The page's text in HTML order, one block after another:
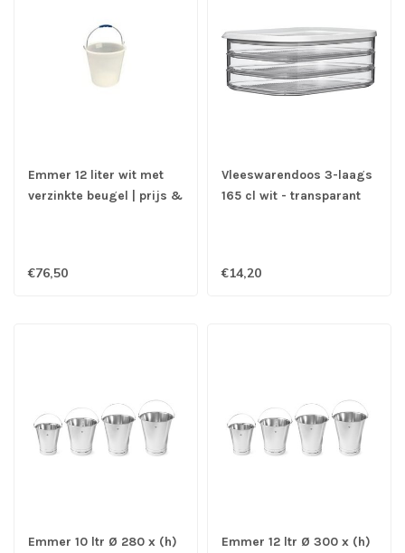
Emmer 12 liter wit met
verzinkte beugel | prijs &
€76,50
Vleeswarendoos 3-laags
165 cl wit - transparant
€14,20
Emmer 10 ltr Ø 280 x (h)
Emmer 12 ltr Ø 300 x (h)